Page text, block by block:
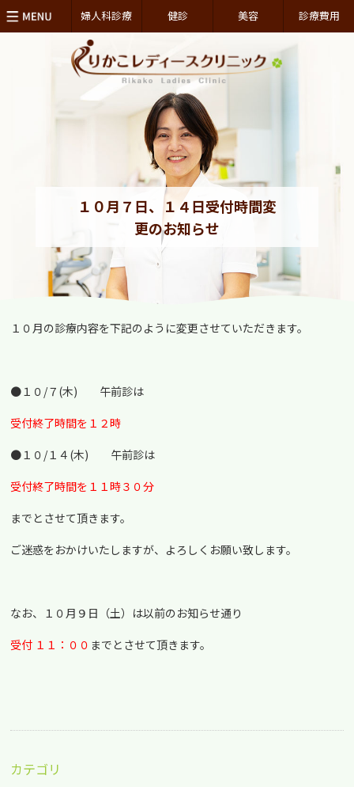
婦人科診療 健診 美容 診療費用
１０月７日、１４日受付時間変
更のお知らせ
１０月の診療内容を下記のように変更させていただきます。
●１０/７(木) 午前診は
受付終了時間を１２時
●１０/１４(木) 午前診は
受付終了時間を１１時３０分
までとさせて頂きます。
ご迷惑をおかけいたしますが、よろしくお願い致します。
なお、１０月９日（土）は以前のお知らせ通り
受付 １１：００ までとさせて頂きます。
カテゴリ